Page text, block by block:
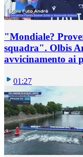
"Mondiale?
squadra". Olbis
avvicinamento ai
01:27